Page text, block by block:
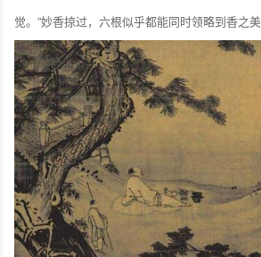
觉。”妙香掠过，六根似乎都能同时领略到香之美